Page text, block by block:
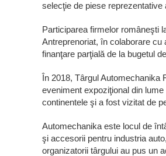
selecţie de piese
Participarea firmelor româneşti
Antreprenoriat, în colaborare
finanţare parţială de la bugetul
În 2018, Târgul Automechanika
eveniment expoziţional din
continentele şi a fost vizitat de
Automechanika este locul de
şi accesorii pentru industria
organizatorii târgului au pus un